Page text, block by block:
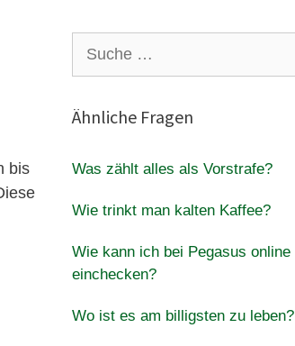
bis
nach:
Ähnliche Fragen
Was zählt alles als Vorstrafe?
Wie trinkt man kalten Kaffee?
Wie kann ich bei Pegasus online
einchecken?
Wo ist es am billigsten zu leben?